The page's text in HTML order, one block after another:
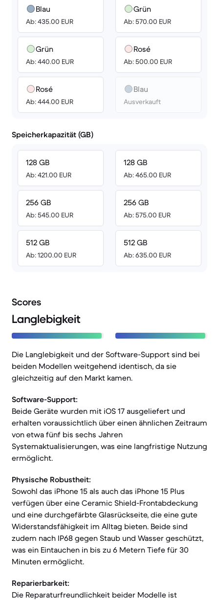
Blau
Ab: 435.00 EUR
Grün
Ab: 440.00 EUR
Rosé
Ab: 444.00 EUR
Grün
Ab: 570.00 EUR
Rosé
Ab: 500.00 EUR
Blau
Ausverkauft
Speicherkapazität (GB)
128 GB
Ab: 421.00 EUR
256 GB
Ab: 545.00 EUR
512 GB
Ab: 1200.00 EUR
128 GB
Ab: 465.00 EUR
256 GB
Ab: 575.00 EUR
512 GB
Ab: 635.00 EUR
Scores
Langlebigkeit
Die Langlebigkeit und der Software-Support sind bei
beiden Modellen weitgehend identisch, da sie
gleichzeitig auf den Markt kamen.
Software-Support:
Beide Geräte wurden mit iOS 17 ausgeliefert und
erhalten voraussichtlich über einen ähnlichen Zeitraum
von etwa fünf bis sechs Jahren
Systemaktualisierungen, was eine langfristige Nutzung
ermöglicht.
Physische Robustheit:
Sowohl das iPhone 15 als auch das iPhone 15 Plus
verfügen über eine Ceramic Shield-Frontabdeckung
und eine durchgefärbte Glasrückseite, die eine gute
Widerstandsfähigkeit im Alltag bieten. Beide sind
zudem nach IP68 gegen Staub und Wasser geschützt,
was ein Eintauchen in bis zu 6 Metern Tiefe für 30
Minuten ermöglicht.
Reparierbarkeit:
Die Reparaturfreundlichkeit beider Modelle ist